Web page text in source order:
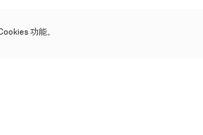
功能。